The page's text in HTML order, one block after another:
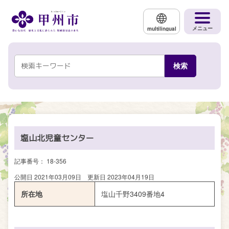
multilingual メニュー
塩山北児童センター
記事番号： 18-356
公開日 2021年03月09日
更新日 2023年04月19日
所在地 塩山千野3409番地4